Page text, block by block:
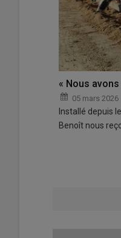
« Nous
05 mars 2026
Installé depuis
Benoît nous